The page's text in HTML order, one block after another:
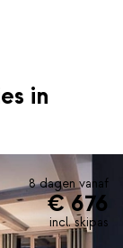
in
8 dagen vanaf
€ 676
incl. skipas